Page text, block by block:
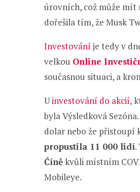
úrovních, což může mít
dořešila tím, že Musk
Investování je tedy v
velkou Online
současnou situaci, a
Uinvestování do akcií,
byla Výsledková
dolar nebo že přistoupí
propustila 11 000 lidí.
Číněkvůli místním
Mobileye.